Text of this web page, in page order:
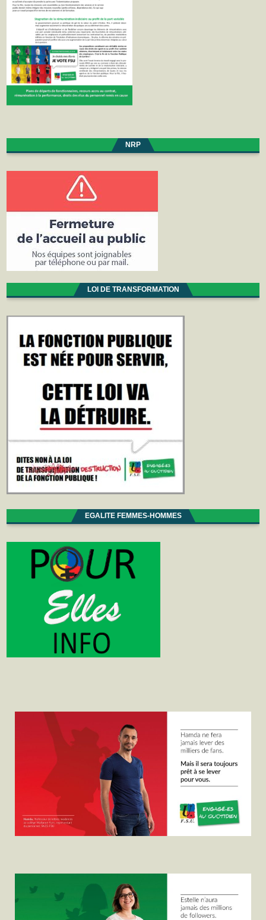
NRP
LOI DE TRANSFORMATION
EGALITE FEMMES-HOMMES